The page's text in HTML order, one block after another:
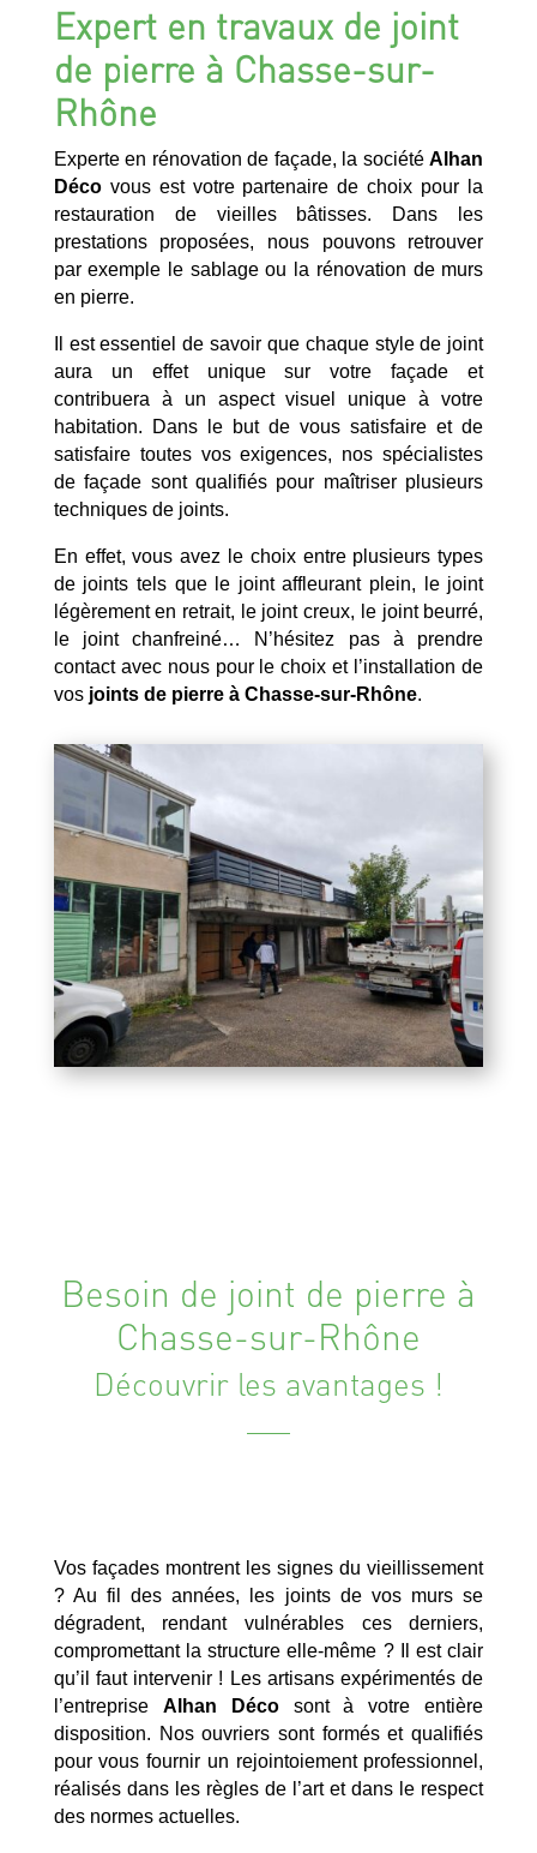
Expert en travaux de joint
de pierre à Chasse-sur-
Rhône
Experte en rénovation de façade, la sociétéAlhan
Décovous est votre partenaire de choix pour la
restauration de vieilles bâtisses. Dans les
prestations proposées, nous pouvons retrouver
par exemple le sablage ou la rénovation de murs
en pierre.
Il est essentiel de savoir que chaque style de joint
aura un effet unique sur votre façade et
contribuera à un aspect visuel unique à votre
habitation. Dans le but de vous satisfaire et de
satisfaire toutes vos exigences, nos spécialistes
de façade sont qualifiés pour maîtriser plusieurs
techniques de joints.
En effet, vous avez le choix entre plusieurs types
de joints tels que le joint affleurant plein, le joint
légèrement en retrait, le joint creux, le joint beurré,
le joint chanfreiné… N’hésitez pas à prendre
contact avec nous pour le choix et l’installation de
vos joints de pierre à Chasse-sur-Rhône.
Besoin de joint de pierre à
Chasse-sur-Rhône
Découvrir les avantages !
Vos façades montrent les signes du vieillissement
? Au fil des années, les joints de vos murs se
dégradent, rendant vulnérables ces derniers,
compromettant la structure elle-même ? Il est clair
qu’il faut intervenir ! Les artisans expérimentés de
l’entreprise Alhan Décosont à votre entière
disposition. Nos ouvriers sont formés et qualifiés
pour vous fournir un rejointoiement professionnel,
réalisés dans les règles de l’art et dans le respect
des normes actuelles.